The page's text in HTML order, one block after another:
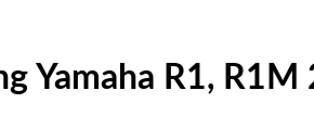
Yamaha R1,